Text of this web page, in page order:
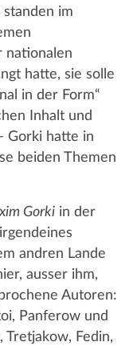
im
nationalen
hatte, sie solle
in der Form“
Inhalt und
Gorki hatte in
beiden Themen
Gorki in der
andren Lande
ausser ihm,
Autoren:
Panferow und
Tretjakow, Fedin,